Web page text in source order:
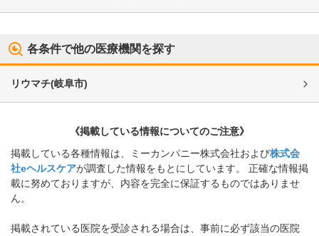
各条件で他の医療機関を探す
リウマチ(岐阜市)
《掲載している情報についてのご注意》
掲載している各種情報は、ミーカンパニー株式会社および株式会
社eヘルスケアが調査した情報をもとにしています。 正確な情報掲
載に努めておりますが、内容を完全に保証するものではありませ
ん。
掲載されている医院を受診される場合は、事前に必ず該当の医院